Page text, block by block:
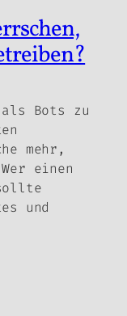
als Bots zu
mehr,
einen
und